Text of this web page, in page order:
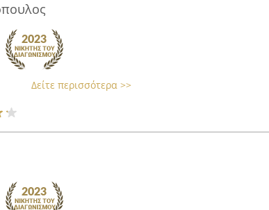
Δείτε περισσότερα >>